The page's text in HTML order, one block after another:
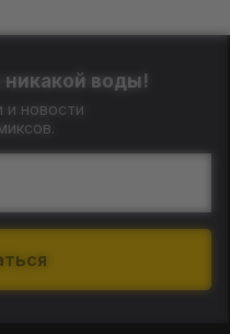
воды!
и новости